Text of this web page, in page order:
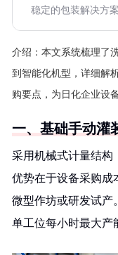
稳定的包装解决方
介绍： 本文系统梳理了
到智能化机型，详细解
购要点，为日化企业设
一、基础手动灌
采用机械式计量结构
优势在于设备采购成
微型作坊或研发试产
单工位每小时最大产